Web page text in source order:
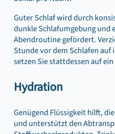
Guter Schlaf wird durch
dunkle Schlafumgebung und
Abendroutine gefördert.
Stunde vor dem Schlafen
setzen Sie stattdessen auf
Hydration
Genügend Flüssigkeit hilft,
und unterstützt den